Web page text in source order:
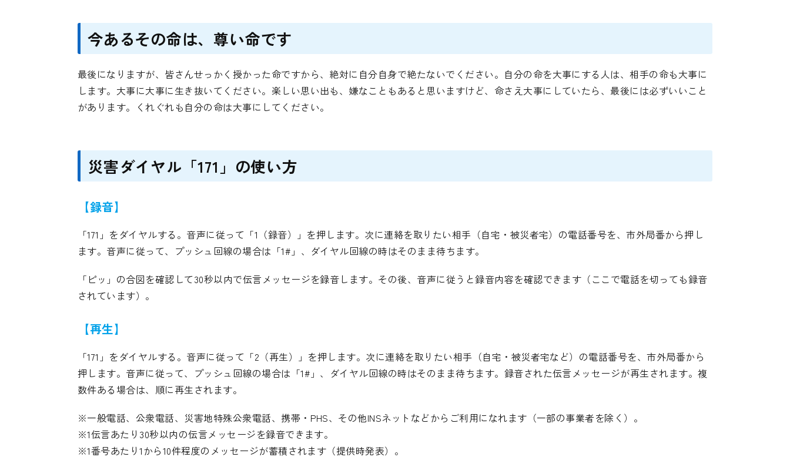
今あるその命は、尊い命です
最後になりますが、皆さんせっかく授かった命ですから、絶対に自分自身で絶たないでください。自分の命を大事にする人は、相手の命も大事に
します。大事に大事に生き抜いてください。楽しい思い出も、嫌なこともあると思いますけど、命さえ大事にしていたら、最後には必ずいいこと
があります。くれぐれも自分の命は大事にしてください。
災害ダイヤル「171」の使い方
【録音】
「171」をダイヤルする。音声に従って「1（録音）」を押します。次に連絡を取りたい相手（自宅・被災者宅）の電話番号を、市外局番から押し
ます。音声に従って、プッシュ回線の場合は「1#」、ダイヤル回線の時はそのまま待ちます。
「ピッ」の合図を確認して30秒以内で伝言メッセージを録音します。その後、音声に従うと録音内容を確認できます（ここで電話を切っても録音
されています）。
【再生】
「171」をダイヤルする。音声に従って「2（再生）」を押します。次に連絡を取りたい相手（自宅・被災者宅など）の電話番号を、市外局番から
押します。音声に従って、プッシュ回線の場合は「1#」、ダイヤル回線の時はそのまま待ちます。録音された伝言メッセージが再生されます。複
数件ある場合は、順に再生されます。
※一般電話、公衆電話、災害地特殊公衆電話、携帯・PHS、その他INSネットなどからご利用になれます（一部の事業者を除く）。
※1伝言あたり30秒以内の伝言メッセージを録音できます。
※1番号あたり1から10件程度のメッセージが蓄積されます（提供時発表）。